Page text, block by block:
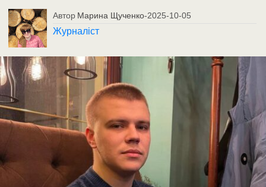
Автор Марина Щученко-2025-10-05
Журналіст